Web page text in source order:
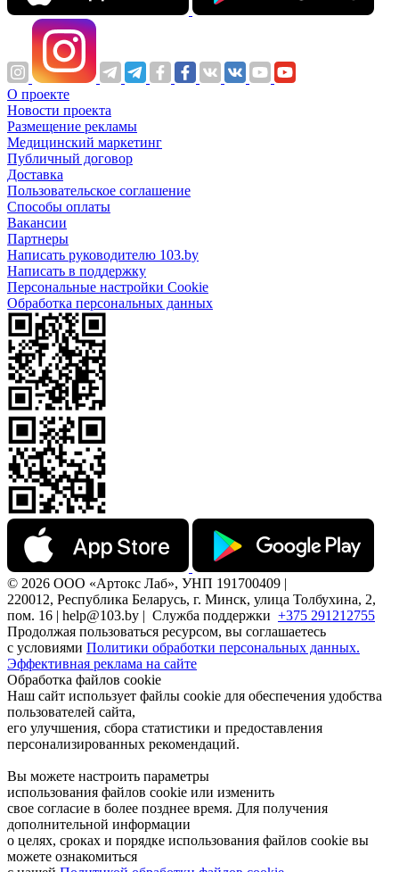
О проекте
Новости проекта
Размещение рекламы
Медицинский маркетинг
Публичный договор
Доставка
Пользовательское соглашение
Способы оплаты
Вакансии
Партнеры
Написать руководителю 103.by
Написать в поддержку
Персональные настройки Cookie
Обработка персональных данных
© 2026 ООО «Артокс Лаб», УНП 191700409 |
220012, Республика Беларусь, г. Минск, улица Толбухина, 2,
пом. 16 | help@103.by | Служба поддержки +375 291212755
Продолжая пользоваться ресурсом, вы соглашаетесь
с условиями Политики обработки персональных данных.
Эффективная реклама на сайте
Обработка файлов cookie
Наш сайт использует файлы cookie для обеспечения удобства
пользователей сайта,
его улучшения, сбора статистики и предоставления
персонализированных рекомендаций.
Вы можете настроить параметры
использования файлов cookie или изменить
свое согласие в более позднее время. Для получения
дополнительной информации
о целях, сроках и порядке использования файлов cookie вы
можете ознакомиться